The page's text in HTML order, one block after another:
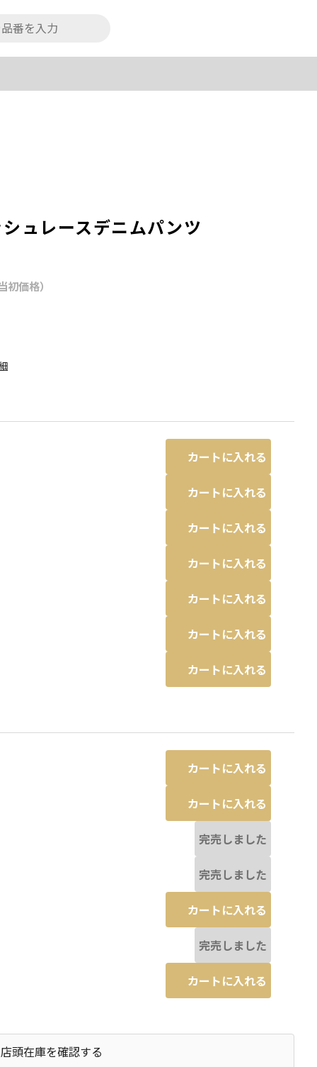
ュレースデニムパンツ
初価格）
カートに入れる
カートに入れる
カートに入れる
カートに入れる
カートに入れる
カートに入れる
カートに入れる
カートに入れる
カートに入れる
完売しました
完売しました
カートに入れる
完売しました
カートに入れる
店頭在庫を確認する